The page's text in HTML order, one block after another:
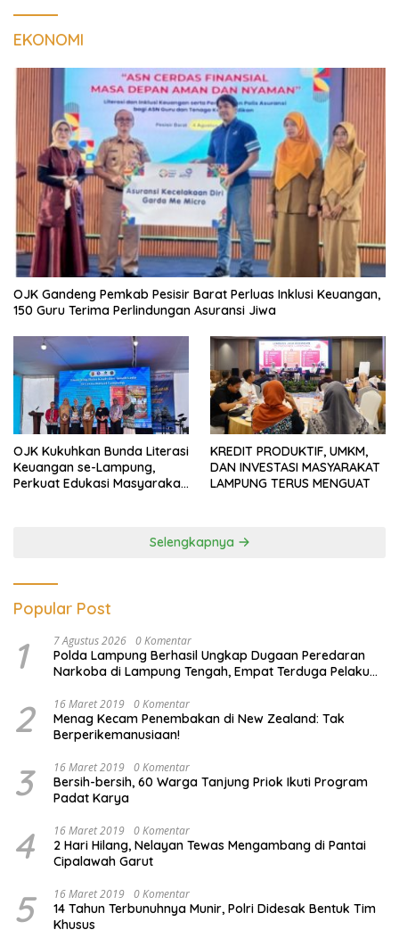
EKONOMI
OJK Gandeng Pemkab Pesisir Barat Perluas Inklusi Keuangan,
150 Guru Terima Perlindungan Asuransi Jiwa
OJK Kukuhkan Bunda Literasi
Keuangan se-Lampung,
Perkuat Edukasi Masyarakat
KREDIT PRODUKTIF, UMKM,
DAN INVESTASI MASYARAKAT
LAMPUNG TERUS MENGUAT
Selengkapnya
Popular Post
1 7 Agustus 2026 0 Komentar
Polda Lampung Berhasil Ungkap Dugaan Peredaran
Narkoba di Lampung Tengah, Empat Terduga Pelaku
2 16 Maret 2019 0 Komentar
Menag Kecam Penembakan di New Zealand: Tak
Berperikemanusiaan!
3 16 Maret 2019 0 Komentar
Bersih-bersih, 60 Warga Tanjung Priok Ikuti Program
Padat Karya
4 16 Maret 2019 0 Komentar
2 Hari Hilang, Nelayan Tewas Mengambang di Pantai
Cipalawah Garut
5 16 Maret 2019 0 Komentar
14 Tahun Terbunuhnya Munir, Polri Didesak Bentuk Tim
Khusus